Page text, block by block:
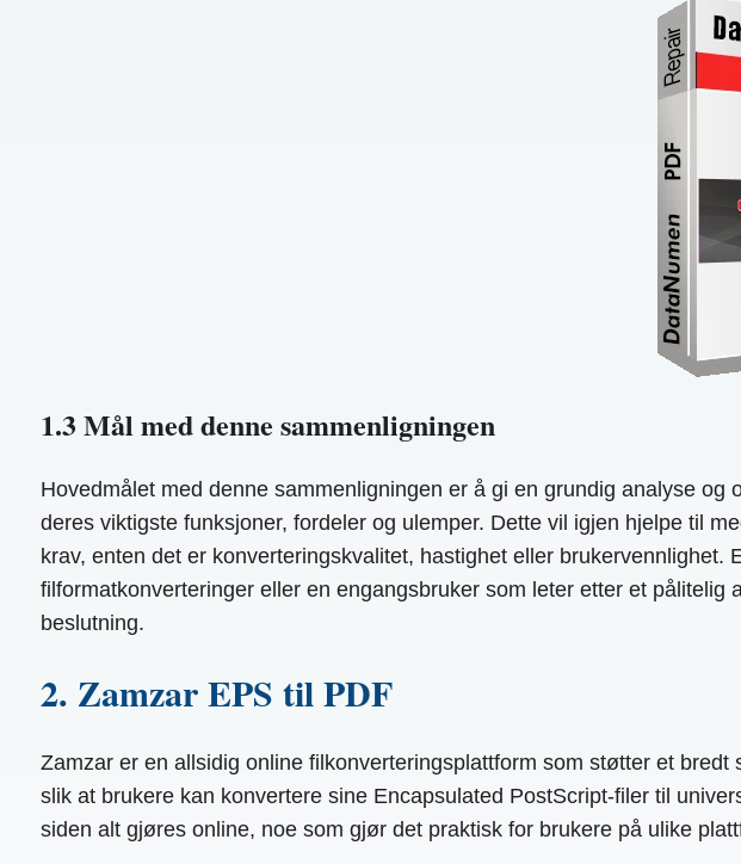
1.3 Mål med denne sammenligningen
Hovedmålet med denne sammenligningen er å gi en grundig analyse
deres viktigste funksjoner, fordeler og ulemper. Dette vil igjen hjelpe til
krav, enten det er konverteringskvalitet, hastighet eller
filformatkonverteringer eller en engangsbruker som leter etter et
beslutning.
2. Zamzar EPS til PDF
Zamzar er en allsidig online filkonverteringsplattform som støtter et
slik at brukere kan konvertere sine Encapsulated PostScript-filer til
siden alt gjøres online, noe som gjør det praktisk for brukere på ulike